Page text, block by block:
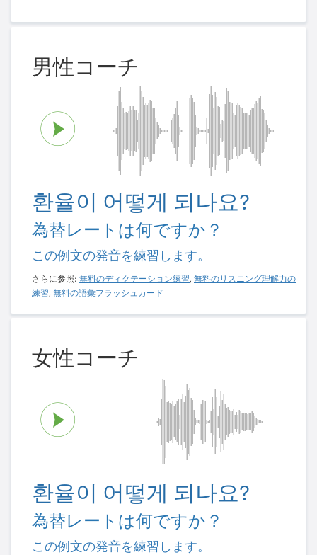
男性コーチ
환율이 어떻게 되나요?
為替レートは何ですか？
この例文の発音を練習します。
さらに参照: 無料のディクテーション練習, 無料のリスニング理解力の
練習, 無料の語彙フラッシュカード
女性コーチ
환율이 어떻게 되나요?
為替レートは何ですか？
この例文の発音を練習します。